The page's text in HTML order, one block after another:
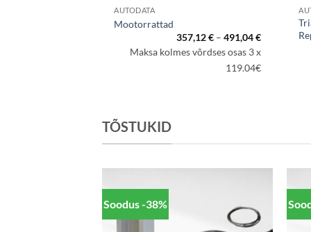
AUTODATA
Mootorrattad
357,12€ – 491,04€
kuni
491,04 €
Maksa kolmes võrdses osas 3 x
119.04€
TÕSTUKID
Soodus -38%